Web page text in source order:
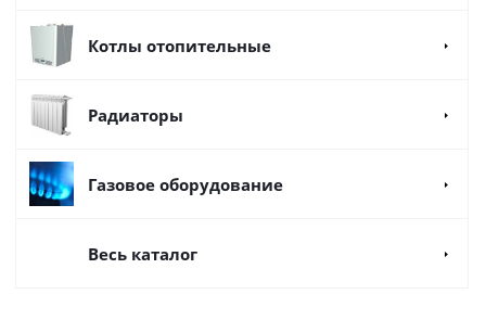
Котлы отопительные
Радиаторы
Газовое оборудование
Весь каталог